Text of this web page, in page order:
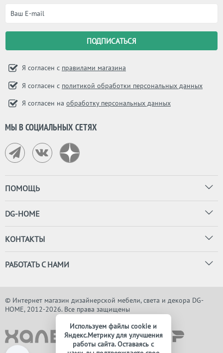
Я согласен с правилами магазина
Я согласен с политикой обработки персональных данных
Я согласен на обработку персональных данных
МЫ В СОЦИАЛЬНЫХ СЕТЯХ
ПОМОЩЬ
DG-HOME
КОНТАКТЫ
РАБОТАТЬ С НАМИ
© Интернет магазин дизайнерской мебели, света и декора DG-
HOME, 2012-2026. Все права защищены
Используем файлы cookie и
Яндекс.Метрику для улучшения
работы сайта. Оставаясь с